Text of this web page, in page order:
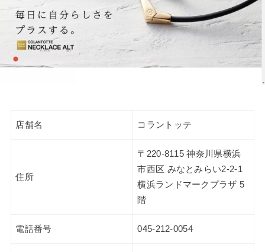
店舗名 コラントッテ
住所
〒220-8115 神奈川県横浜
市西区 みなとみらい2-2-1
横浜ランドマークプラザ 5
階
電話番号 045-212-0054